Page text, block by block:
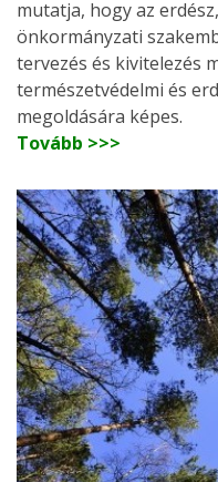
mutatja, hogy az
önkormányzati
tervezés és kivitelezés
természetvédelmi és
megoldására képes.
Tovább >>>